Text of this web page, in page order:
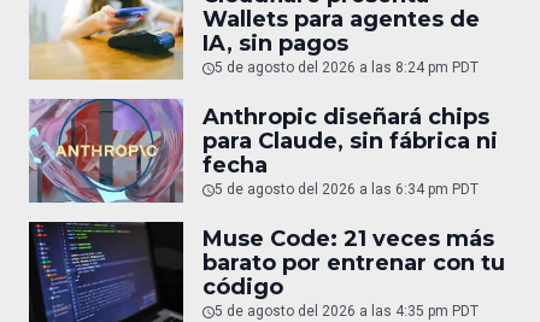
Wallets para agentes de
IA, sin pagos
5 de agosto del 2026 a las 8:24 pm PDT
Anthropic diseñará chips
para Claude, sin fábrica ni
fecha
5 de agosto del 2026 a las 6:34 pm PDT
Muse Code: 21 veces más
barato por entrenar con tu
código
5 de agosto del 2026 a las 4:35 pm PDT